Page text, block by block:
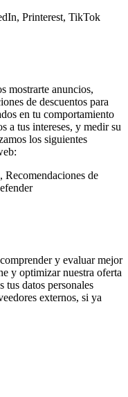
Printerest, TikTok
mostrarte anuncios,
de descuentos para
en tu comportamiento
a tus intereses, y medir su
los siguientes
de
y evaluar mejor
y optimizar nuestra oferta
tus datos personales
externos, si ya